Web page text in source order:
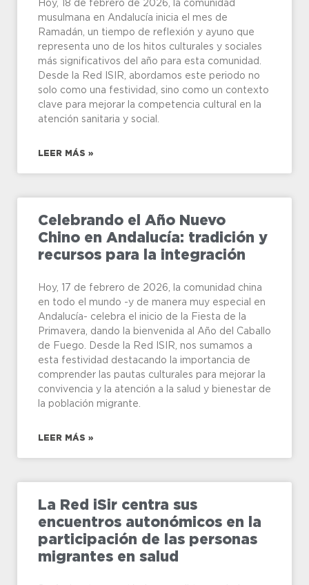
Hoy, 18 de febrero de 2026, la comunidad
musulmana en Andalucía inicia el mes de
Ramadán, un tiempo de reflexión y ayuno que
representa uno de los hitos culturales y sociales
más significativos del año para esta comunidad.
Desde la Red ISIR, abordamos este periodo no
solo como una festividad, sino como un contexto
clave para mejorar la competencia cultural en la
atención sanitaria y social.
LEER MÁS »
Celebrando el Año Nuevo
Chino en Andalucía: tradición y
recursos para la integración
Hoy, 17 de febrero de 2026, la comunidad china
en todo el mundo -y de manera muy especial en
Andalucía- celebra el inicio de la Fiesta de la
Primavera, dando la bienvenida al Año del Caballo
de Fuego. Desde la Red ISIR, nos sumamos a
esta festividad destacando la importancia de
comprender las pautas culturales para mejorar la
convivencia y la atención a la salud y bienestar de
la población migrante.
LEER MÁS »
La Red iSir centra sus
encuentros autonómicos en la
participación de las personas
migrantes en salud